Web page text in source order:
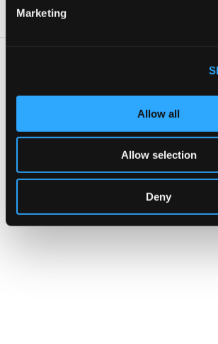
Marketing
Allow all
Allow selection
Deny
Sala dei corsi al primo piano della Libreria
Indirizzo:Via Gramsci 334, Sesto Fiorentino